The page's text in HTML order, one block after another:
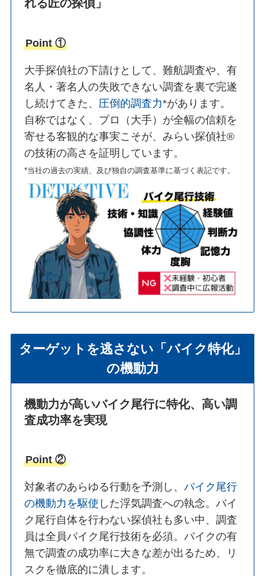
れる匠の探偵」
Point ①
大手探偵社の下請けとして、難航調査や、有
名人・著名人の失敗できない調査を裏で完遂
し続けてきた、 圧倒的調査力*があります。
自称ではなく、プロ（大手）が全幅の信頼を
寄せる客観的な事実こそが、みらい探偵社®︎
の技術の高さを証明しています。
*当社の過去の実績、及び独自の調査基準に基づく表記です。
ターゲットを逃さない「バイク特化」
の機動力
機動力が高いバイク尾行に特化、高い調
査成功率を実現
Point ②
対象者のあらゆる行動を予測し、バイク尾行
の機動力を駆使 した浮気調査への執念。バイ
ク尾行自体を行わない探偵社も多い中、調査
員は全員バイク尾行技術を必須。バイクの有
無で調査の成功率に大きな差が出るため、リ
スクを徹底的に潰します。